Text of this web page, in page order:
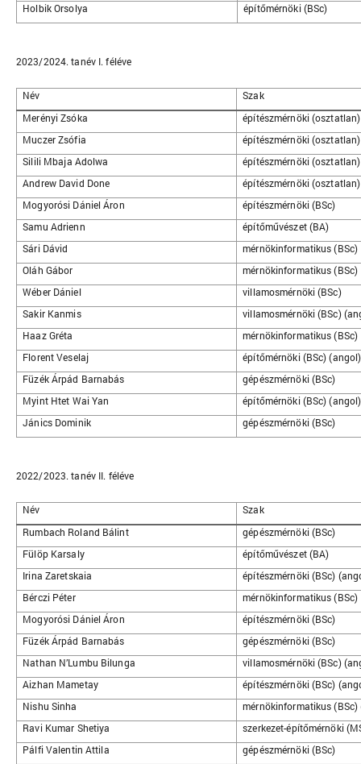
Holbik Orsolya
építőmérnöki (BSc)
2023/2024. tanév I. féléve
Név
Szak
Merényi Zsóka
építészmérnöki (osztatlan)
Muczer Zsófia
építészmérnöki (osztatlan)
Silili Mbaja Adolwa
építészmérnöki
Andrew David Done
építészmérnöki
Mogyorósi Dániel Áron
építészmérnöki (BSc)
Samu Adrienn
építőművészet (BA)
Sári Dávid
mérnökinformatikus (BSc)
Oláh Gábor
mérnökinformatikus (BSc)
Wéber Dániel
villamosmérnöki (BSc)
Sakir Kanmis
villamosmérnöki (BSc)
Haaz Gréta
mérnökinformatikus (BSc)
Florent Veselaj
építőmérnöki (BSc) (angol)
Füzék Árpád Barnabás
gépészmérnöki (BSc)
Myint Htet Wai Yan
építőmérnöki (BSc) (angol)
Jánics Dominik
gépészmérnöki (BSc)
2022/2023. tanév II. féléve
Név
Szak
Rumbach Roland Bálint
gépészmérnöki (BSc)
Fülöp Karsaly
építőművészet (BA)
Irina Zaretskaia
építészmérnöki (BSc)
Bérczi Péter
mérnökinformatikus (BSc)
Mogyorósi Dániel Áron
építészmérnöki (BSc)
Füzék Árpád Barnabás
gépészmérnöki (BSc)
Nathan N’Lumbu Bilunga
villamosmérnöki (BSc)
Aizhan Mametay
építészmérnöki (BSc)
Nishu Sinha
mérnökinformatikus (BSc)
Ravi Kumar Shetiya
szerkezet-építőmérnöki
Pálfi Valentin Attila
gépészmérnöki (BSc)